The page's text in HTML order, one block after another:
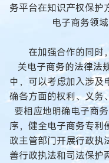
务平台在知识产权保护
电子商务领
在加强合作的同时
关电子商务的法律法
中，可以考虑加入涉及
确各方面的权利、义务
要相应地明确电子商
序，健全电子商务专利
政主管部门开展行政执
善行政执法和司法保护